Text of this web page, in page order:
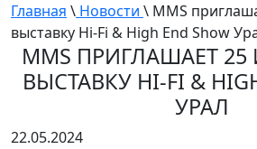
Главная \ Новости \ MMS
выставку Hi-Fi & High End Show
MMS ПРИГЛАШАЕТ
ВЫСТАВКУ HI-FI &
УРАЛ
22.05.2024